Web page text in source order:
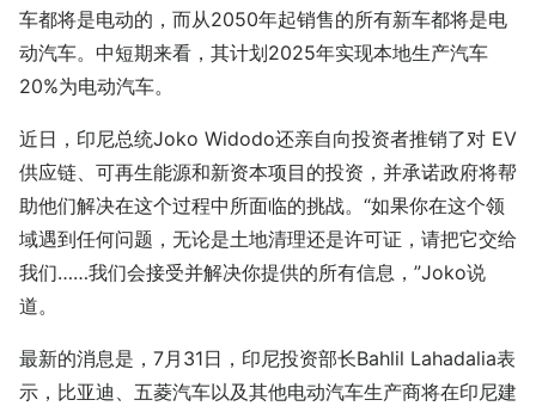
车都将是电动的，而从2050年起销售的所有新车都将是电
动汽车。中短期来看，其计划2025年实现本地生产汽车
20%为电动汽车。
近日，印尼总统Joko Widodo还亲自向投资者推销了对 EV
供应链、可再生能源和新资本项目的投资，并承诺政府将帮
助他们解决在这个过程中所面临的挑战。“如果你在这个领
域遇到任何问题，无论是土地清理还是许可证，请把它交给
我们……我们会接受并解决你提供的所有信息，”Joko说
道。
最新的消息是，7月31日，印尼投资部长Bahlil Lahadalia表
示，比亚迪、五菱汽车以及其他电动汽车生产商将在印尼建